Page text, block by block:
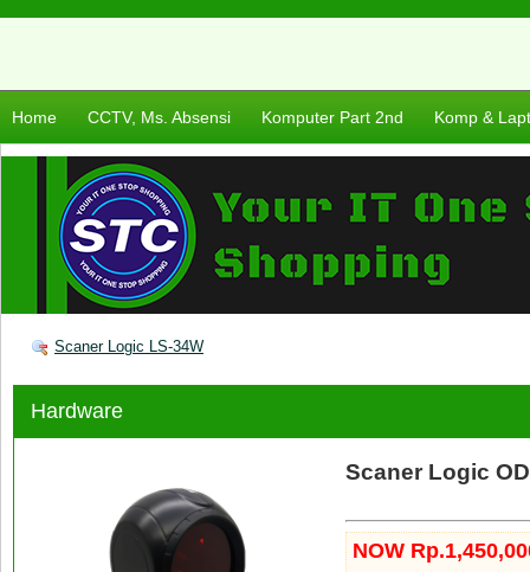
Home CCTV, Ms. Absensi Komputer Part 2nd Komp &
Scaner Logic LS-34W
Hardware
Scaner Logic
NOW